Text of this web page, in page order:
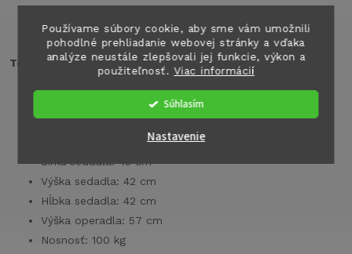
Používame súbory cookie, aby sme vám umožnili
pohodlné prehliadanie webovej stránky a vďaka
analýze neustále zlepšovali jej funkcie, výkon a
použiteľnosť.Viac informácií
Súhlasím
Nastavenie
Odolný polyesterový poťah a pevný hliníkový rám
Technické parametre:
Výška: 90 cm
Šírka sedadla: 45 cm
Výška sedadla: 42 cm
Hĺbka sedadla: 42 cm
Výška operadla: 57 cm
Nosnosť: 100 kg